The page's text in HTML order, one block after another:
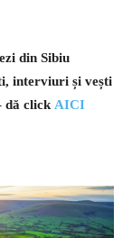
din Sibiu
interviuri și vești
dă click AICI